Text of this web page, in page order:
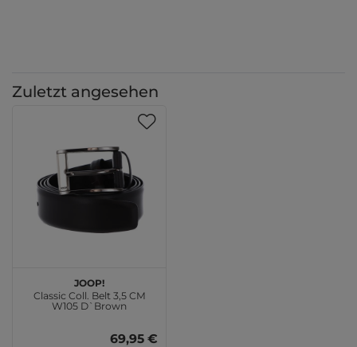
Zuletzt angesehen
JOOP!
Classic Coll. Belt 3,5 CM
W105 D`Brown
69,95 €